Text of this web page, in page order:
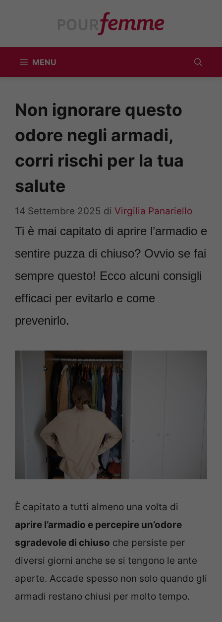
MENU
Non ignorare questo
odore negli armadi,
corri rischi per la tua
salute
14 Settembre 2025 di Virgilia Panariello
Ti è mai capitato di aprire l’armadio e
sentire puzza di chiuso? Ovvio se fai
sempre questo! Ecco alcuni consigli
efficaci per evitarlo e come
prevenirlo.
È capitato a tutti almeno una volta di
aprire l’armadio e percepire un’odore
sgradevole di chiuso che persiste per
diversi giorni anche se si tengono le ante
aperte. Accade spesso non solo quando gli
armadi restano chiusi per molto tempo.